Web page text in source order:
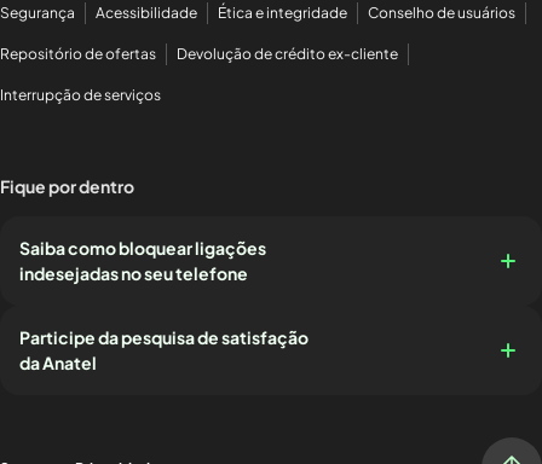
Segurança Acessibilidade Ética e integridade Conselho de usuários
Repositório de ofertas Devolução de crédito ex-cliente
Interrupção de serviços
Fique por dentro
Saiba como bloquear ligações
indesejadas no seu telefone
Participe da pesquisa de satisfação
da Anatel